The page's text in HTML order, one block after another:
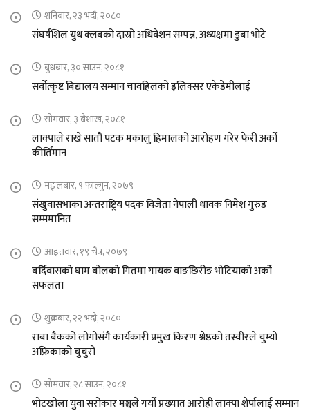
शनिबार, २३ भदौ, २०८०
संघर्षशिल युथ क्लबको दास्रो अधिवेशन सम्पन्न, अध्यक्षमा डुबा भोटे
बुधबार, ३० साउन, २०८१
सर्वोत्कृष्ट बिद्यालय सम्मान चावहिलको इलिक्सर एकेडेमीलाई
सोमवार, ३ बैशाख, २०८१
लाक्पाले राखे सातौ पटक मकालु हिमालको आरोहण गरेर फेरी अर्को
कीर्तिमान
मङ्लबार, ९ फाल्गुन, २०७९
संखुवासभाका अन्तराष्ट्रिय पदक विजेता नेपाली धावक निमेश गुरुङ
सम्ममानित
आइतवार, १९ चैत्र, २०७९
बर्दिवासको घाम बोलको गितमा गायक वाङछिरीङ भोटियाको अर्को
सफलता
शुक्रबार, २२ भदौ, २०८०
राबा बैकको लोगोसंगै कार्यकारी प्रमुख किरण श्रेष्ठको तस्वीरले चुम्यो
अफ्रिकाको चुचुरो
सोमवार, २८ साउन, २०८१
भोटखोला युवा सरोकार मञ्चले गर्यो प्रख्यात आरोही लाक्पा शेर्पालाई सम्मान